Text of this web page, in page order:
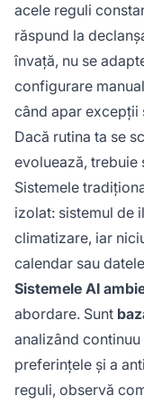
acele reguli
răspund la
învață, nu se
configurare
când apar excepții
Dacă rutina ta se
evoluează, trebuie
Sistemele
izolat: sistemul de
climatizare, iar
calendar sau
Sistemele AI
abordare. Sunt
analizând
preferințele și a
reguli, observă